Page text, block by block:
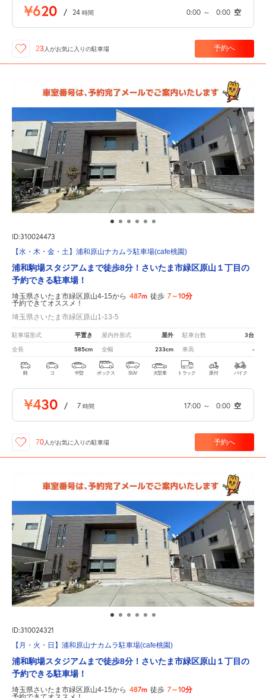
¥620 / 24 時間 0:00 ～ 0:00 空
23 人がお気に入りの駐車場 予約へ
ID:310024473
【水・木・金・土】浦和原山ナカムラ駐車場(cafe桃園)
浦和駒場スタジアムまで徒歩8分！さいたま市緑区原山１丁目の
予約できる駐車場！
埼玉県さいたま市緑区原山4-15から 487m 徒歩 7～10分
予約できてオススメ！
埼玉県さいたま市緑区原山1-13-5
駐車場形式 平置き 屋内外形式 屋外 駐車台数 3台
全長 585cm 全幅 233cm 車高 -
軽 コ 中型 ボックス SUV 大型車 トラック 原付 バイク
¥430 / 7 時間 17:00 ～ 0:00 空
70人がお気に入りの駐車場 予約へ
ID:310024321
【月・火・日】浦和原山ナカムラ駐車場(cafe桃園)
浦和駒場スタジアムまで徒歩8分！さいたま市緑区原山１丁目の
予約できる駐車場！
埼玉県さいたま市緑区原山4-15から 487m 徒歩 7～10分